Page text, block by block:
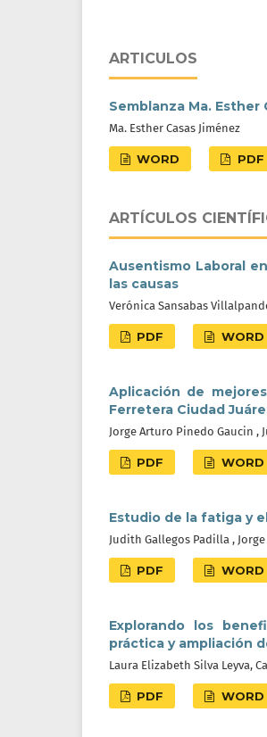
ARTICULOS
Semblanza Ma. Esther
Ma. Esther Casas Jiménez
WORD PDF
ARTÍCULOS
Ausentismo Laboral
las causas
Verónica Sansabas
PDF WORD
Aplicación de
Ferretera Ciudad
Jorge Arturo Pinedo Gaucin ,
PDF WORD
Estudio de la fatiga y
Judith Gallegos Padilla ,
PDF WORD
Explorando los
práctica y ampliación
Laura Elizabeth Silva Leyva,
PDF WORD